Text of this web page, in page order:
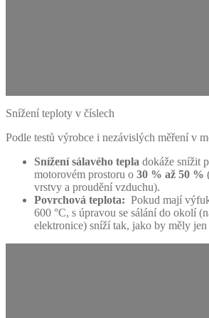
Snížení teploty v číslech
Podle testů výrobce i nezávislých měření v
Snížení sálavého tepla dokáže snížit
motorovém prostoru o 30 % až 50 %
vrstvy a proudění vzduchu).
Povrchová teplota: Pokud mají
600 °C, s úpravou se sálání do okolí
elektronice) sníží tak, jako by měly jen